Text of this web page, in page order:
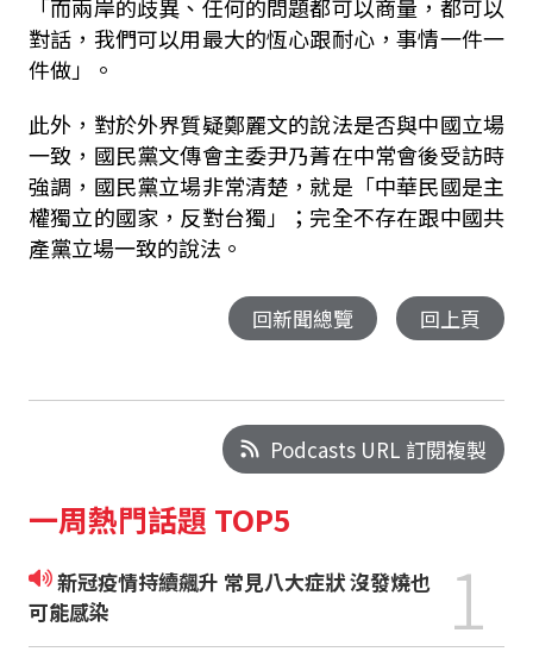
「而兩岸的歧異、任何的問題都可以商量，都可以
對話，我們可以用最大的恆心跟耐心，事情一件一
件做」。
此外，對於外界質疑鄭麗文的說法是否與中國立場
一致，國民黨文傳會主委尹乃菁在中常會後受訪時
強調，國民黨立場非常清楚，就是「中華民國是主
權獨立的國家，反對台獨」；完全不存在跟中國共
產黨立場一致的說法。
回新聞總覽 回上頁
Podcasts URL 訂閱複製
一周熱門話題 TOP5
新冠疫情持續飆升 常見八大症狀 沒發燒也
可能感染
1